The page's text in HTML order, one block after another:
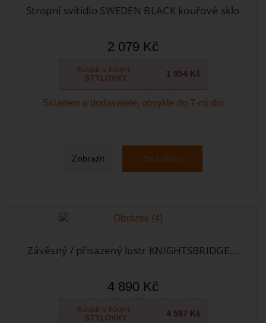
Stropní svítidlo SWEDEN BLACK kouřové sklo
2 079 Kč
Koupit s kódem:
STYLOVKY
1 954 Kč
Skladem u dodavatele, obvykle do 7-mi dní
Zobrazit Do košíku
Závěsný / přisazený lustr KNIGHTSBRIDGE...
4 890 Kč
Koupit s kódem:
STYLOVKY
4 597 Kč